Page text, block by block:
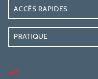
ACCÈS RAPIDES
PRATIQUE